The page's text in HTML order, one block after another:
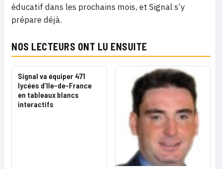
éducatif dans les prochains mois, et Signal s’y
prépare déjà.
NOS LECTEURS ONT LU ENSUITE
Signal va équiper 471
lycées d’Ile-de-France
en tableaux blancs
interactifs